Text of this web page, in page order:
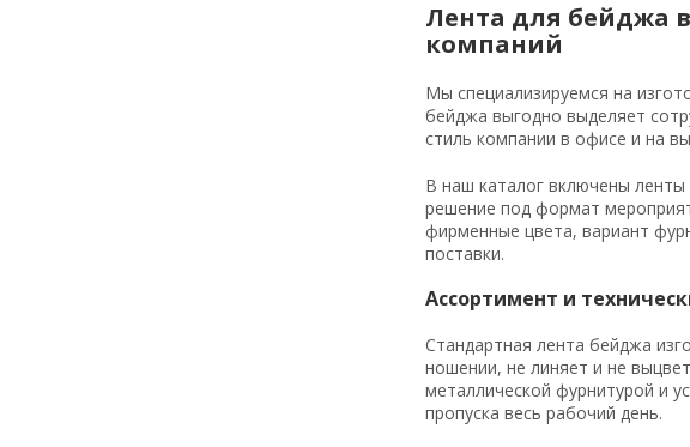
Лента для бейджа
компаний
Мы специализируемся на
бейджа выгодно выделяет
стиль компании в офисе и на
В наш каталог включены
решение под формат
фирменные цвета, вариант
поставки.
Ассортимент и
Стандартная лента бейджа
ношении, не линяет и не
металлической фурнитурой и
пропуска весь рабочий день.